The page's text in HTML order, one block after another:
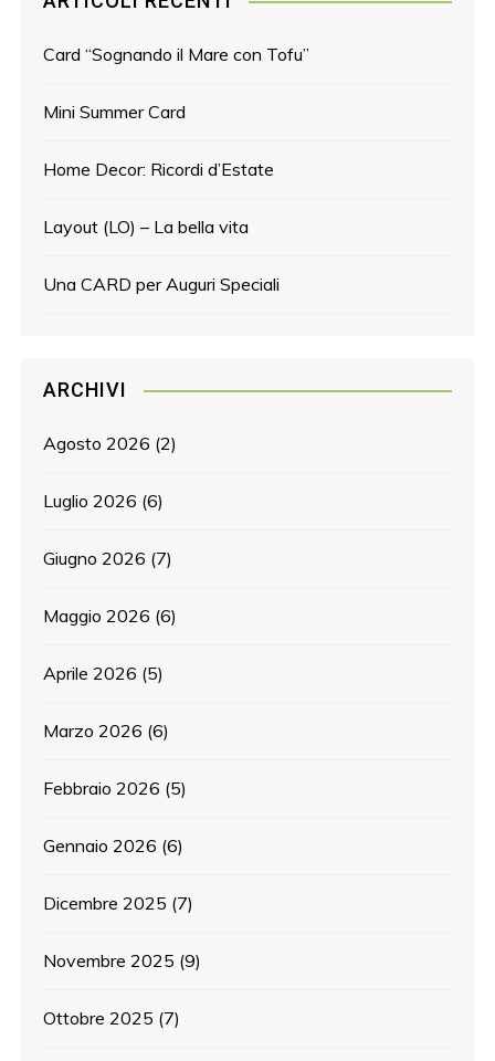
Card “Sognando il Mare con Tofu”
Mini Summer Card
Home Decor: Ricordi d’Estate
Layout (LO) – La bella vita
Una CARD per Auguri Speciali
ARCHIVI
Agosto 2026 (2)
Luglio 2026 (6)
Giugno 2026 (7)
Maggio 2026 (6)
Aprile 2026 (5)
Marzo 2026 (6)
Febbraio 2026 (5)
Gennaio 2026 (6)
Dicembre 2025 (7)
Novembre 2025 (9)
Ottobre 2025 (7)